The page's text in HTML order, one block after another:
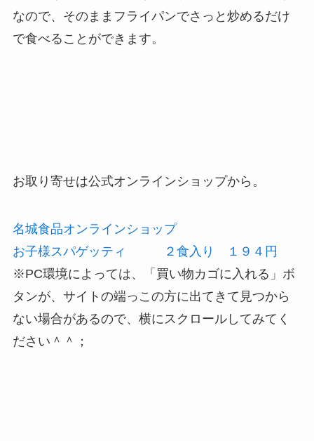
なので、そのままフライパンでさっと炒めるだけ
で食べることができます。
お取り寄せは公式オンラインショップから。
名城食品オンラインショップ
お子様スパゲッティ ２食入り １９４円
※PC環境によっては、「買い物カゴに入れる」ボ
タンが、サイトの端っこの方に出てきて見つから
ない場合があるので、横にスクロールしてみてく
ださい＾＾；